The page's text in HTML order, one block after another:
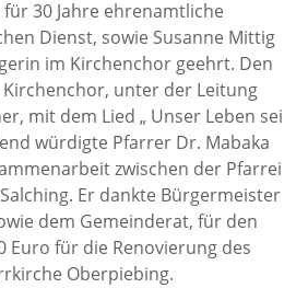
30 Jahre ehrenamtliche
Dienst, sowie Susanne Mittig
im Kirchenchor geehrt. Den
unter der Leitung
mit dem Lied „ Unser Leben sei
würdigte Pfarrer Dr. Mabaka
zwischen der Pfarrei
Er dankte Bürgermeister
dem Gemeinderat, für den
Euro für die Renovierung des
Oberpiebing.